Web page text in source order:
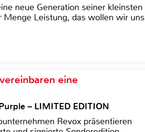
neue Generation seiner kleinsten
Leistung, das wollen wir uns
eine
– LIMITED EDITION
Revox präsentieren